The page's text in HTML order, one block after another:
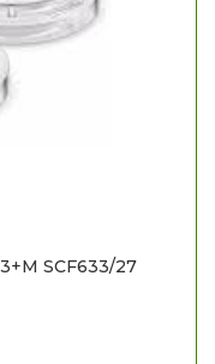
SCF633/27